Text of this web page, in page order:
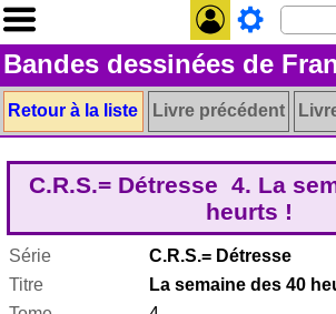
Bandes dessinées de
Retour à la liste Livre précédent
C.R.S.= Détresse 4. La
heurts !
Série
C.R.S.= Détresse
Titre
La semaine des 40